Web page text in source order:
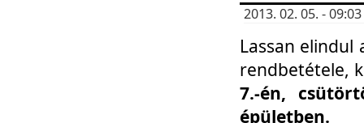
2013. 02. 05. -
Lassan elindul
rendbetétele,
7.-én,
épületben.